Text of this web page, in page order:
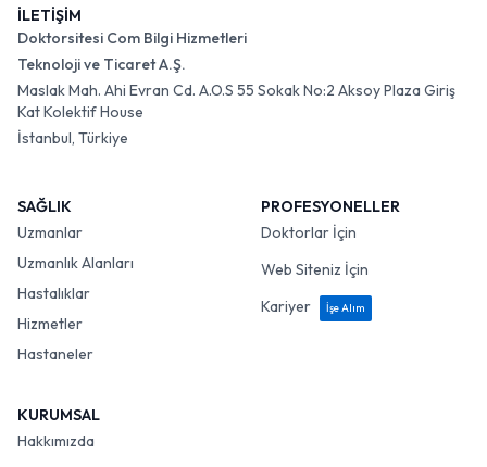
İLETİŞİM
Doktorsitesi Com Bilgi Hizmetleri
Teknoloji ve Ticaret A.Ş.
Maslak Mah. Ahi Evran Cd. A.O.S 55 Sokak No:2 Aksoy Plaza Giriş
Kat Kolektif House
İstanbul, Türkiye
SAĞLIK
Uzmanlar
Uzmanlık Alanları
Hastalıklar
Hizmetler
Hastaneler
PROFESYONELLER
Doktorlar İçin
Web Siteniz İçin
Kariyer
İşe Alım
KURUMSAL
Hakkımızda